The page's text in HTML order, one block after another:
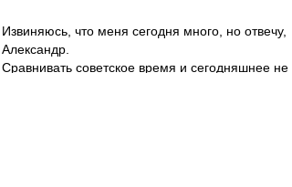
Извиняюсь, что меня сегодня много, но отвечу,
Александр.
Сравнивать советское время и сегодняшнее не